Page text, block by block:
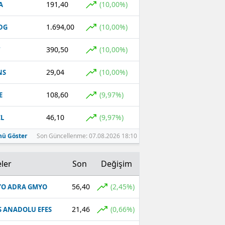
Malatya
Manisa
Kahramanmaraş
Mardin
Muğla
Muş
Nevşehir
Rize
Sakarya
191,40 (10,00%)
1.694,00 (10,00%)
390,50 (10,00%)
29,04 (10,00%)
108,60 (9,97%)
46,10 (9,97%)
Göster Son Güncellenme: 07.08.2026 18:10
Son Değişim
ADRA GMYO 56,40 (2,45%)
ANADOLU EFES 21,46 (0,66%)